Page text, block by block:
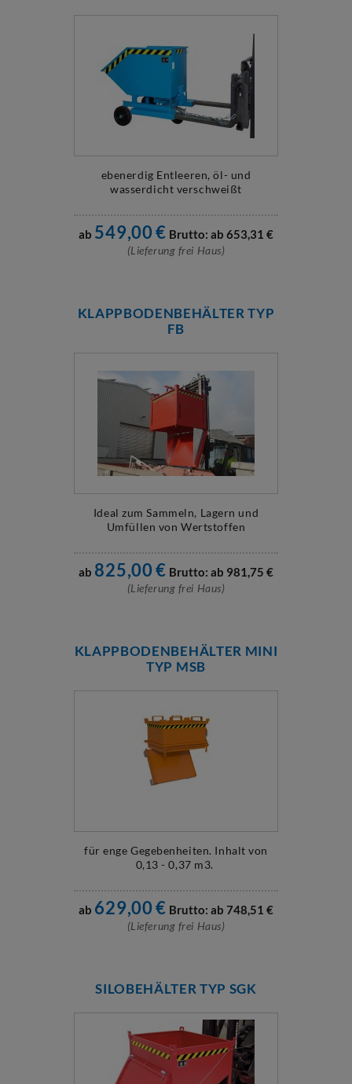
ebenerdig Entleeren, öl- und
wasserdicht verschweißt
ab 549,00€ Brutto: ab 653,31 €
(Lieferung frei Haus)
KLAPPBODENBEHÄLTER TYP
FB
Ideal zum Sammeln, Lagern und
Umfüllen von Wertstoffen
ab 825,00€ Brutto: ab 981,75 €
(Lieferung frei Haus)
KLAPPBODENBEHÄLTER MINI
TYP MSB
für enge Gegebenheiten. Inhalt von
0,13 - 0,37 m3.
ab 629,00€ Brutto: ab 748,51 €
(Lieferung frei Haus)
SILOBEHÄLTER TYP SGK